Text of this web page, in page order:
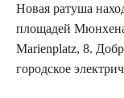
Новая ратуша
площадей
Marienplatz, 8.
городское